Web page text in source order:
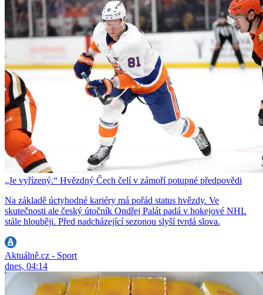
„Je vyřízený.“ Hvězdný Čech čelí v zámoří potupné předpovědi
Na základě úctyhodné kariéry má pořád status hvězdy. Ve
skutečnosti ale český útočník Ondřej Palát padá v hokejové NHL
stále hlouběji. Před nadcházející sezonou slyší tvrdá slova.
Aktuálně.cz - Sport
dnes, 04:14